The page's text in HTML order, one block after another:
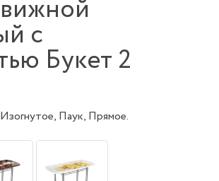
с
Букет 2
Паук, Прямое.